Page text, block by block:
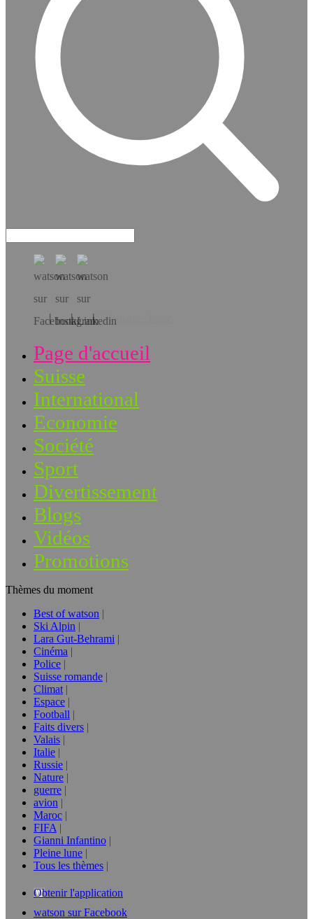
Téléchargez l’app!
Page d'accueil
Suisse
International
Economie
Société
Sport
Divertissement
Blogs
Vidéos
Promotions
Thèmes du moment
Best of watson
Ski Alpin
Lara Gut-Behrami
Cinéma
Police
Suisse romande
Climat
Espace
Football
Faits divers
Valais
Italie
Russie
Nature
guerre
avion
Maroc
FIFA
Gianni Infantino
Pleine lune
Tous les thèmes
Obtenir l'application
watson sur Facebook